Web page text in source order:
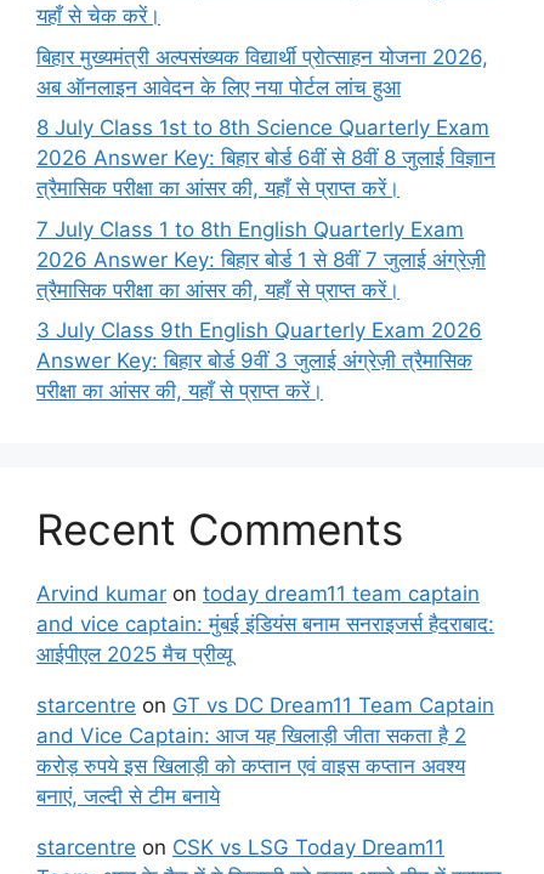
यहाँ से चेक करें।
बिहार मुख्यमंत्री अल्पसंख्यक विद्यार्थी प्रोत्साहन योजना 2026,
अब ऑनलाइन आवेदन के लिए नया पोर्टल लांच हुआ
8 July Class 1st to 8th Science Quarterly Exam
2026 Answer Key: बिहार बोर्ड 6वीं से 8वीं 8 जुलाई विज्ञान
त्रैमासिक परीक्षा का आंसर की, यहाँ से प्राप्त करें।
7 July Class 1 to 8th English Quarterly Exam
2026 Answer Key: बिहार बोर्ड 1 से 8वीं 7 जुलाई अंग्रेज़ी
त्रैमासिक परीक्षा का आंसर की, यहाँ से प्राप्त करें।
3 July Class 9th English Quarterly Exam 2026
Answer Key: बिहार बोर्ड 9वीं 3 जुलाई अंग्रेज़ी त्रैमासिक
परीक्षा का आंसर की, यहाँ से प्राप्त करें।
Recent Comments
Arvind kumar on today dream11 team captain
and vice captain: मुंबई इंडियंस बनाम सनराइजर्स हैदराबाद:
आईपीएल 2025 मैच प्रीव्यू
starcentre on GT vs DC Dream11 Team Captain
and Vice Captain: आज यह खिलाड़ी जीता सकता है 2
करोड़ रुपये इस खिलाड़ी को कप्तान एवं वाइस कप्तान अवश्य
बनाएं, जल्दी से टीम बनाये
starcentre on CSK vs LSG Today Dream11